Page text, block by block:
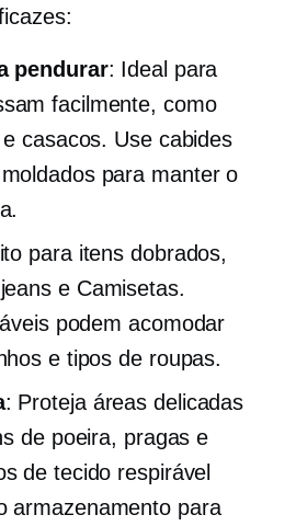
pendurar: Ideal para
facilmente, como
casacos. Use cabides
para manter o
para itens dobrados,
e Camisetas.
​​podem acomodar
e tipos de roupas.
: Proteja áreas delicadas
de poeira, pragas e
de tecido respirável
armazenamento para